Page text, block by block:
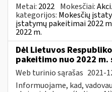
Metai: 2022 Mokesčiai:
kategorijos: Mokesčių
įstatymų pakeitimai 2022
2022 m.
Dėl Lietuvos
pakeitimo nuo 2022 m.
Web turinio sąrašas 2021-
Informuojame, kad,